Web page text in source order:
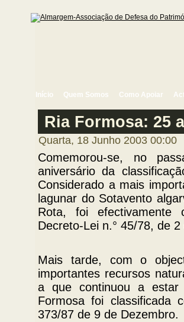
Início Quem Somos Como Apoiar
Ria Formosa: 25
Quarta, 18 Junho 2003 00:00
Comemorou-se, no
aniversário da
Considerado a mais
lagunar do Sotavento
Rota, foi efectivamente
Decreto-Lei n.° 45/78, de 2
Mais tarde, com o
importantes recursos
a que continuou a
Formosa foi classificada
373/87 de 9 de Dezembro.